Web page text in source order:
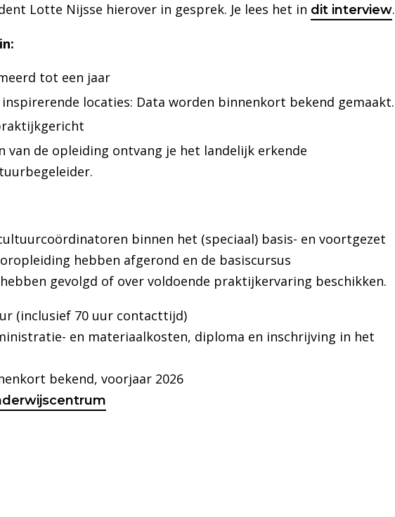
Lotte Nijsse hierover in gesprek. Je lees het in dit interview.
tot een jaar
inspirerende locaties: Data worden binnenkort bekend gemaakt.
van de opleiding ontvang je het landelijk erkende
binnen het (speciaal) basis- en voortgezet
hebben afgerond en de basiscursus
hebben gevolgd of over voldoende praktijkervaring beschikken.
(inclusief 70 uur contacttijd)
en materiaalkosten, diploma en inschrijving in het
bekend, voorjaar 2026